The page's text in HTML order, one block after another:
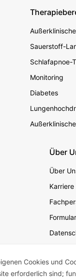
Sauerstoff-
Schlafapnoe-
Monitoring
Diabetes
Über
Über
Karriere
Cookies und
erforderlich sind;